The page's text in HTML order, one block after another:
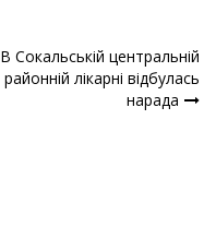
В Сокальській центральній
районній лікарні відбулась
нарада